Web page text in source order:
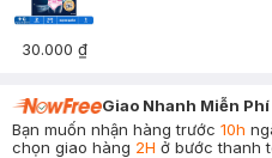
30.000 ₫
Giao Nhanh Miễn Phí
Bạn muốn nhận hàng trước 10h
chọn giao hàng 2H ở bước thanh